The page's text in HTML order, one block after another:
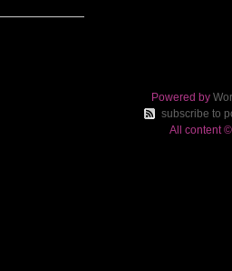
Powered by
subscribe to
All content